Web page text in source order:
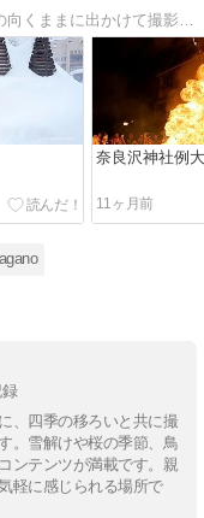
奈良沢神社例
11ヶ月前
、四季の移ろいと共に撮
。雪解けや桜の季節、鳥
ンテンツが満載です。親
軽に感じられる場所で